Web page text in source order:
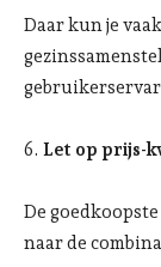
Daar kun je
6. Let op prijs-
De
naar de